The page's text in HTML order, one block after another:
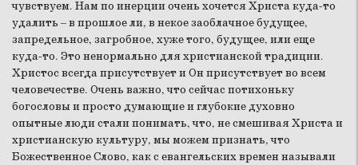
чувствуем. Нам по инерции очень хочется Христа куда-то
удалить – в прошлое ли, в некое заоблачное будущее,
запредельное, загробное, хуже того, будущее, или еще
куда-то. Это ненормально для христианской традиции.
Христос всегда присутствует и Он присутствует во всем
человечестве. Очень важно, что сейчас потихоньку
богословы и просто думающие и глубокие духовно
опытные люди стали понимать, что, не смешивая Христа и
христианскую культуру, мы можем признать, что
Божественное Слово, как с евангельских времен называли